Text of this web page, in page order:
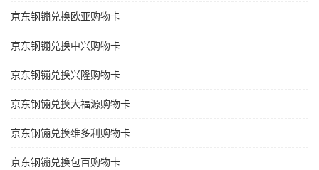
京东钢镚兑换欧亚购物卡
京东钢镚兑换中兴购物卡
京东钢镚兑换兴隆购物卡
京东钢镚兑换大福源购物卡
京东钢镚兑换维多利购物卡
京东钢镚兑换包百购物卡